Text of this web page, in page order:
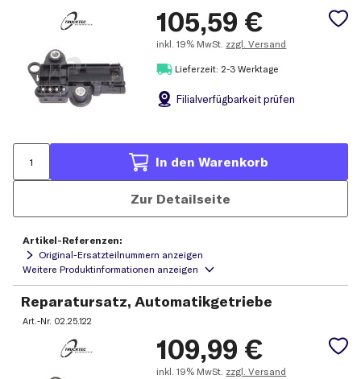
105,59 €
inkl. 19% MwSt. zzgl. Versand
Lieferzeit: 2-3 Werktage
Filialverfügbarkeit prüfen
In den Warenkorb
Zur Detailseite
Artikel-Referenzen:
Original-Ersatzteilnummern anzeigen
Reparatursatz, Automatikgetriebe
Art.-Nr. 02.25.122
109,99 €
inkl. 19% MwSt. zzgl. Versand